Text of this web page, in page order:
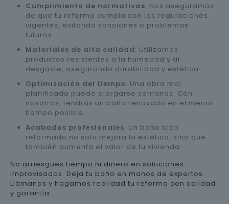
Cumplimiento de normativas: Nos aseguramos
de que tu reforma cumpla con las regulaciones
vigentes, evitando sanciones o problemas
futuros.
Materiales de alta calidad: Utilizamos
productos resistentes a la humedad y al
desgaste, asegurando durabilidad y estética.
Optimización del tiempo: Una obra mal
planificada puede alargarse semanas. Con
nosotros, tendrás un baño renovado en el menor
tiempo posible.
Acabados profesionales: Un baño bien
reformado no solo mejora la estética, sino que
también aumenta el valor de tu vivienda.
No arriesgues tiempo ni dinero en soluciones
improvisadas. Deja tu baño en manos de expertos.
Llámanos y hagamos realidad tu reforma con calidad
y garantía.